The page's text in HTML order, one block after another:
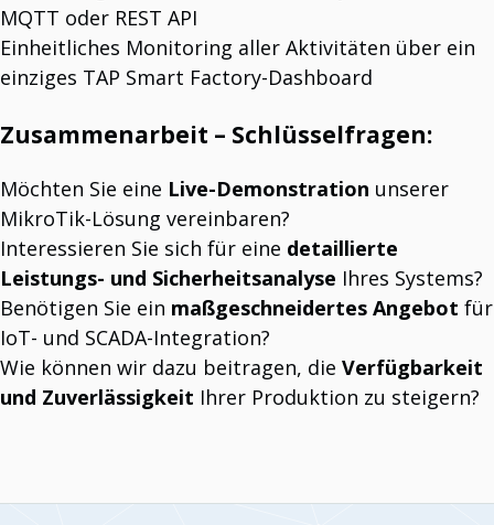
MQTT oder REST API
Einheitliches Monitoring aller Aktivitäten über ein
einziges TAP Smart Factory-Dashboard
Zusammenarbeit – Schlüsselfragen:
Möchten Sie eine Live-Demonstration unserer
MikroTik-Lösung vereinbaren?
Interessieren Sie sich für eine detaillierte
Leistungs- und Sicherheitsanalyse Ihres Systems?
Benötigen Sie ein maßgeschneidertes Angebot für
IoT- und SCADA-Integration?
Wie können wir dazu beitragen, die Verfügbarkeit
und Zuverlässigkeit Ihrer Produktion zu steigern?